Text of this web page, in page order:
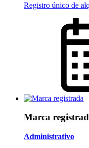
Registro único de
Marca
Administrativo